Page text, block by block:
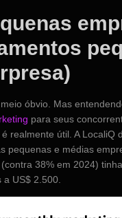
óbvio. Mas
para seus
realmente útil. A LocaliQ
pequenas e médias
38% em 2024)
US$ 2.500.